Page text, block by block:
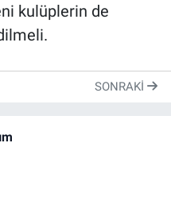
kulüplerin de
SONRAKI